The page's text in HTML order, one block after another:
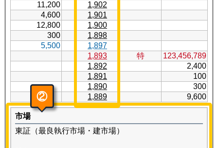
11,200
1,902
4,600
1,901
12,800
1,900
300
1,898
5,500
1,897
1,893
特
123,456,789
1,892
2,400
1,891
100
1,890
300
1,889
9,600
②
市場
東証（最良執行市場・建市場）